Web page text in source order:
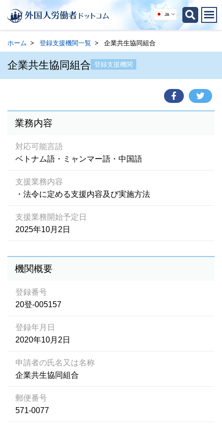
JA
ホーム 登録支援機関一覧 企業共生協同組合
企業共生協同組合 登録支援機関
業務内容
対応可能言語
ベトナム語・ミャンマー語・中国語
支援業務内容
・法令に定める支援内容及び実施方法
支援業務開始予定日
2025年10月2日
機関概要
登録番号
20登-005157
登録年月日
2020年10月2日
申請者の氏名又は名称
企業共生協同組合
郵便番号
571-0077